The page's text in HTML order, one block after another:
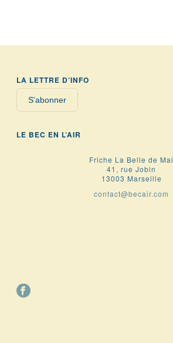
LA LETTRE D’INFO
S'abonner
LE BEC EN L’AIR
Friche La Belle de Mai
41, rue Jobin
13003 Marseille
contact@becair.com